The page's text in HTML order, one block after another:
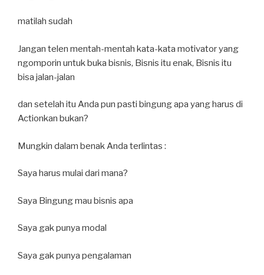
matilah sudah
Jangan telen mentah-mentah kata-kata motivator yang
ngomporin untuk buka bisnis, Bisnis itu enak, Bisnis itu
bisa jalan-jalan
dan setelah itu Anda pun pasti bingung apa yang harus di
Actionkan bukan?
Mungkin dalam benak Anda terlintas :
Saya harus mulai dari mana?
Saya Bingung mau bisnis apa
Saya gak punya modal
Saya gak punya pengalaman